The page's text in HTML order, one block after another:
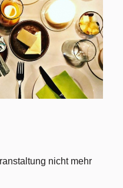
nicht mehr